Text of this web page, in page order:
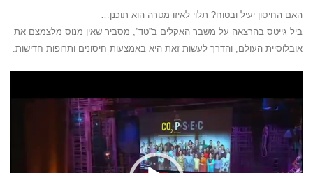
האם החיסון יעיל ובטוח? תלוי לאיזו מטרה הוא תוכנן…
ביל גייטס בהרצאה על משבר האקלים ב”טד”, מסביר שאין מנוס מלצמצם את
אובלוסיית העולם, והדרך לעשות זאת היא באמצעות חיסונים ותרופות חדישות.